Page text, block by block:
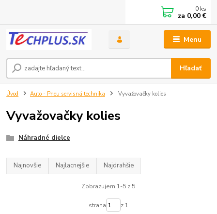
Menu
Hľadať
0 ks
za 0,00 €
Úvod Auto - Pneu servisná technika Vyvažovačky kolies
Vyvažovačky kolies
Náhradné dielce
Najnovšie Najlacnejšie Najdrahšie
Zobrazujem 1-5 z 5
strana z 1